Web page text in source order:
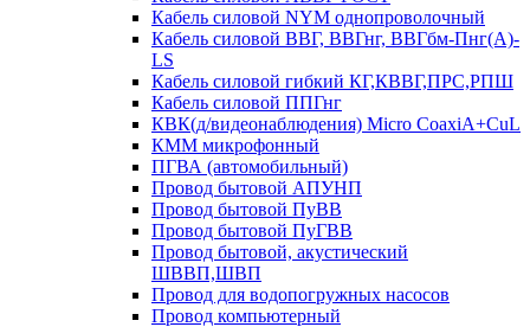
Кабель силовой NYM однопроволочный
Кабель силовой ВВГ, ВВГнг, ВВГбм-Пнг(А)-
LS
Кабель силовой гибкий КГ,КВВГ,ПРС,РПШ
Кабель силовой ППГнг
КВК(д/видеонаблюдения) Micro CoaxiA+CuL
КММ микрофонный
ПГВА (автомобильный)
Провод бытовой АПУНП
Провод бытовой ПуВВ
Провод бытовой ПуГВВ
Провод бытовой, акустический
ШВВП,ШВП
Провод для водопогружных насосов
Провод компьютерный